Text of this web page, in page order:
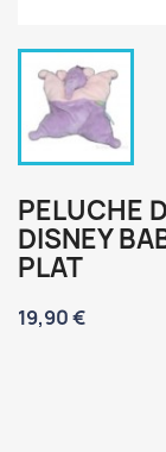
PELUCHE
DISNEY
PLAT
19,90 €